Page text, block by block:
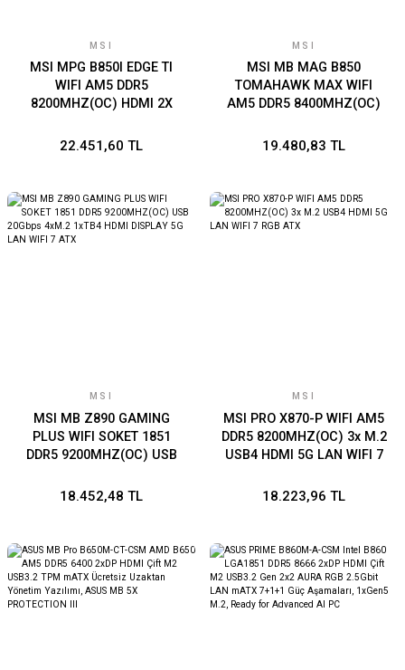
MSI
MSI MPG B850I EDGE TI
WIFI AM5 DDR5
8200MHZ(OC) HDMI 2X
WI-FI 7 MINI ITX
22.451,60 TL
MSI
MSI MB MAG B850
TOMAHAWK MAX WIFI
AM5 DDR5 8400MHZ(OC)
LAN WI-FI 7 ATX
19.480,83 TL
MSI
MSI MB Z890 GAMING
PLUS WIFI SOKET 1851
DDR5 9200MHZ(OC) USB
DISPLAY 5G LAN WIFI 7
18.452,48 TL
MSI
MSI PRO X870-P WIFI AM5
DDR5 8200MHZ(OC) 3x M.2
USB4 HDMI 5G LAN WIFI 7
18.223,96 TL